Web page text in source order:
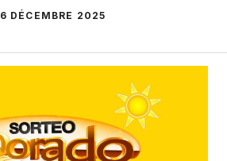
DÉCEMBRE 2025